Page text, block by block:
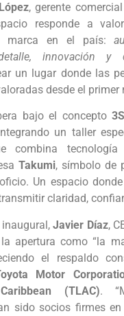
, gerente
responde a
marca en el país:
innovación y
un lugar donde las
desde el primer
bajo el concepto
un taller
combina
Takumi, símbolo de
Un espacio
claridad,
inaugural,Javier Díaz,
apertura como “la
el respaldo
Motor
(TLAC).
sido socios firmes